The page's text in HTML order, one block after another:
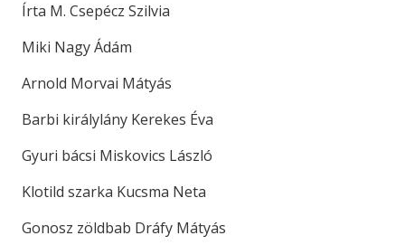
Írta M. Csepécz Szilvia
Miki Nagy Ádám
Arnold Morvai Mátyás
Barbi királylány Kerekes Éva
Gyuri bácsi Miskovics László
Klotild szarka Kucsma Neta
Gonosz zöldbab Dráfy Mátyás